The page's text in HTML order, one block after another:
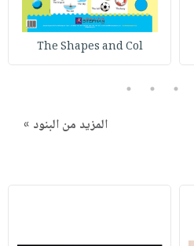
The Shapes and Col
3
4
5
المزيد من البنود »